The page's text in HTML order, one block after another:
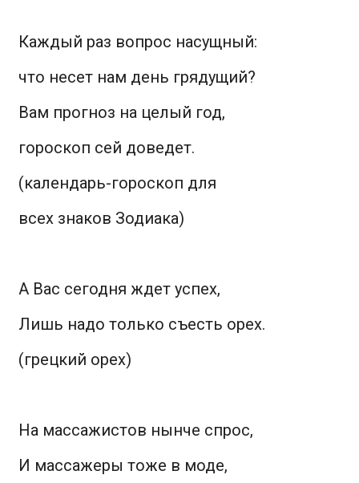
Каждый раз вопрос насущный:
что несет нам день грядущий?
Вам прогноз на целый год,
гороскоп сей доведет.
(календарь-гороскоп для
всех знаков Зодиака)
А Вас сегодня ждет успех,
Лишь надо только съесть орех.
(грецкий орех)
На массажистов нынче спрос,
И массажеры тоже в моде,